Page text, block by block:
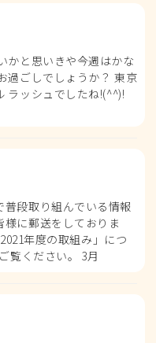
段取り組んでいる情報
に郵送をしておりま
年度の取組み」につ
いてです。 詳細はこちらを是非ご覧ください。 3月